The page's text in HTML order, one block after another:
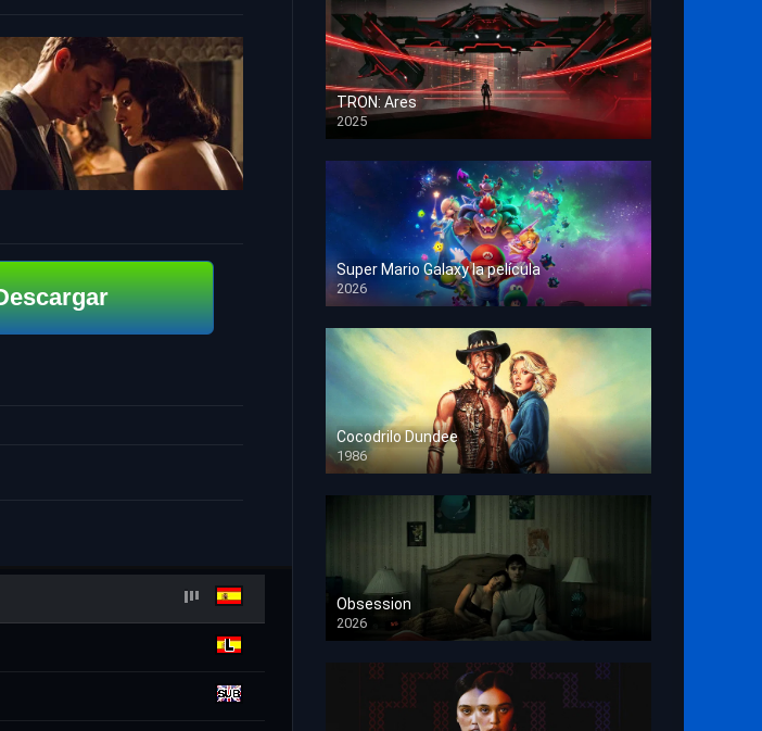
TRON: Ares
2025
HD 1080p
Super Mario Galaxy la película
2026
HD 1080p
Cocodrilo Dundee
1986
HD 1080p
Obsession
2026
HD 1080p